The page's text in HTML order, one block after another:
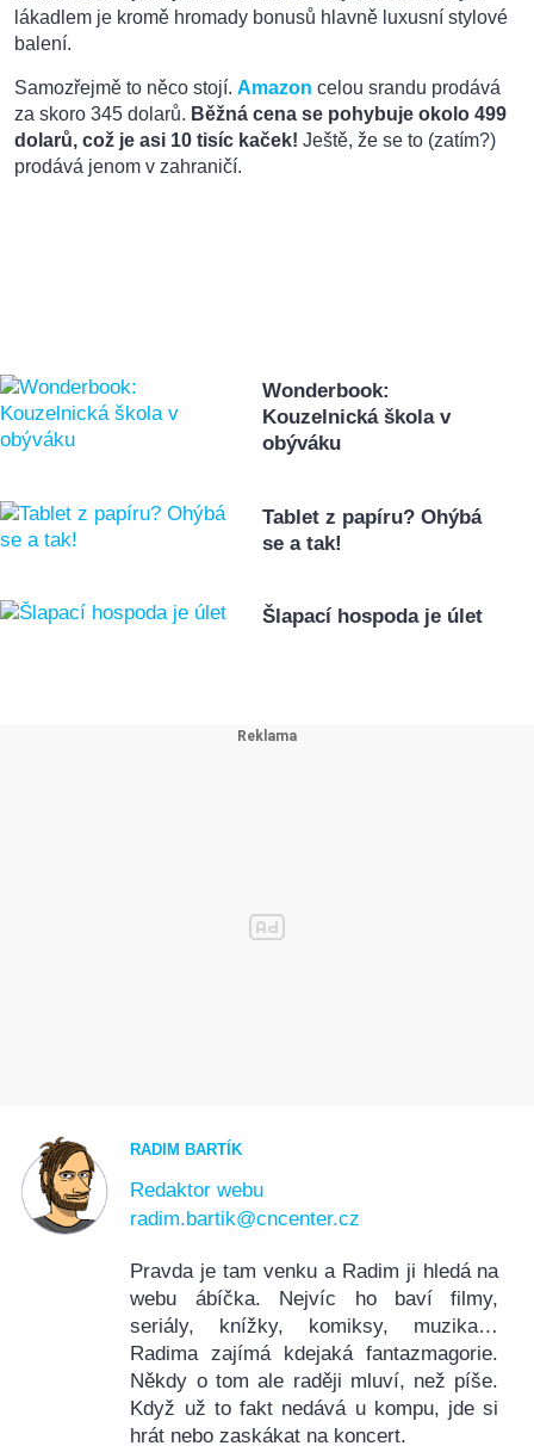
lákadlem je kromě hromady bonusů hlavně luxusní stylové
balení.
Samozřejmě to něco stojí. Amazon celou srandu prodává
za skoro 345 dolarů. Běžná cena se pohybuje okolo 499
dolarů, což je asi 10 tisíc kaček! Ještě, že se to (zatím?)
prodává jenom v zahraničí.
Wonderbook:
Kouzelnická škola v
obýváku
Tablet z papíru? Ohýbá
se a tak!
Šlapací hospoda je úlet
RADIM BARTÍK
Redaktor webu
radim.bartik@cncenter.cz
Pravda je tam venku a Radim ji hledá na
webu ábíčka. Nejvíc ho baví filmy,
seriály, knížky, komiksy, muzika…
Radima zajímá kdejaká fantazmagorie.
Někdy o tom ale raději mluví, než píše.
Když už to fakt nedává u kompu, jde si
hrát nebo zaskákat na koncert.